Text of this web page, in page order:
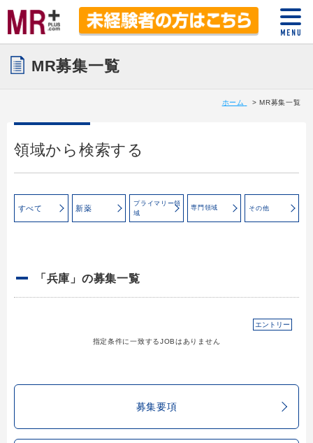
MR募集一覧
ホーム MR募集一覧
領域から検索する
すべて 新薬
プライマリー領
域
専門領域 その他
「兵庫」の募集一覧
エントリー
指定条件に一致するJOBはありません
募集要項